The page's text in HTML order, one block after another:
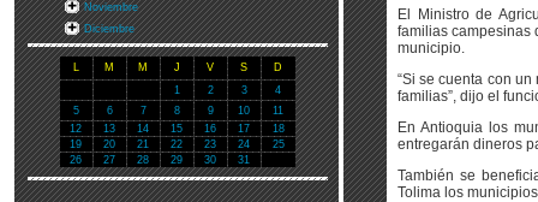
Noviembre
Diciembre
L M M J V S
D
1
2 3
4
5
6 7 8 9 10
11
12
13 14 15 16 17
18
19
20 21 22 23 24
25
26
27 28 29 30 31
El Ministro de
familias campesinas
municipio.
“Si se cuenta con
familias”, dijo el
En Antioquia los
entregarán dineros
También se
Tolima los